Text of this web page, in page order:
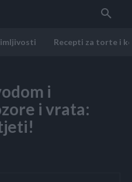
Recepti za torte i
i
i vrata: